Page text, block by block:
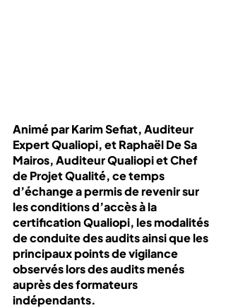
Animé par Karim Sefiat, Auditeur
Expert Qualiopi, et Raphaël De Sa
Mairos, Auditeur Qualiopi et Chef
de Projet Qualité, ce temps
d’échange a permis de revenir sur
les conditions d’accès à la
certification Qualiopi, les modalités
de conduite des audits ainsi que les
principaux points de vigilance
observés lors des audits menés
auprès des formateurs
indépendants.